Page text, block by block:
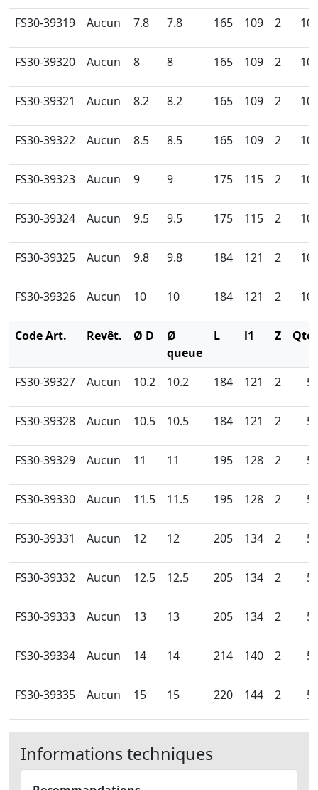
FS30-39319 Aucun 7.8 7.8 165 109 2 10
FS30-39320 Aucun 8 8 165 109 2 10
FS30-39321 Aucun 8.2 8.2 165 109 2 10
FS30-39322 Aucun 8.5 8.5 165 109 2 10
FS30-39323 Aucun 9 9 175 115 2 10
FS30-39324 Aucun 9.5 9.5 175 115 2 10
FS30-39325 Aucun 9.8 9.8 184 121 2 10
FS30-39326 Aucun 10 10 184 121 2 10
Code Art. Revêt. Ø D
Ø
queue
L l1 Z Qté
FS30-39327 Aucun 10.2 10.2 184 121 2 5
FS30-39328 Aucun 10.5 10.5 184 121 2 5
FS30-39329 Aucun 11 11 195 128 2 5
FS30-39330 Aucun 11.5 11.5 195 128 2 5
FS30-39331 Aucun 12 12 205 134 2 5
FS30-39332 Aucun 12.5 12.5 205 134 2 5
FS30-39333 Aucun 13 13 205 134 2 5
FS30-39334 Aucun 14 14 214 140 2 5
FS30-39335 Aucun 15 15 220 144 2 5
Informations techniques